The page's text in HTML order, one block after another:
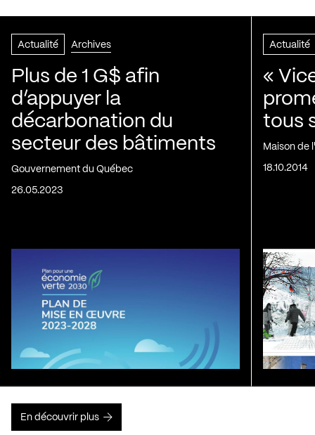
Actualité Archives
Plus de 1 G$ afin
d’appuyer la
décarbonation du
secteur des bâtiments
Gouvernement du Québec
26.05.2023
Actualité
«
tous
Maison de
18.10.2014
En découvrir plus